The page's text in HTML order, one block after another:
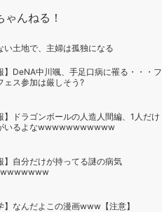
ゃんねる！
い土地で、主婦は孤独になる
】DeNA中川颯、手足口病に罹る・・・フ
ェス参加は厳しそう?
】ドラゴンボールの人造人間編、1人だけ
いるよなwwwwwwwwwww
】自分だけが持ってる謎の病気
】なんだよこの漫画www【注意】